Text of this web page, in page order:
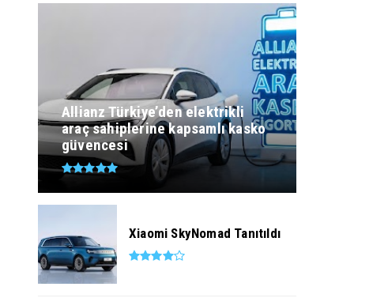
Allianz Türkiye’den elektrikli
araç sahiplerine kapsamlı kasko
güvencesi
Xiaomi SkyNomad Tanıtıldı